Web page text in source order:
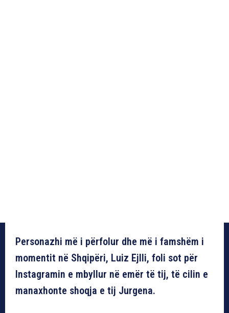
Personazhi më i përfolur dhe më i famshëm i
momentit në Shqipëri, Luiz Ejlli, foli sot për
Instagramin e mbyllur në emër të tij, të cilin e
manaxhonte shoqja e tij Jurgena.